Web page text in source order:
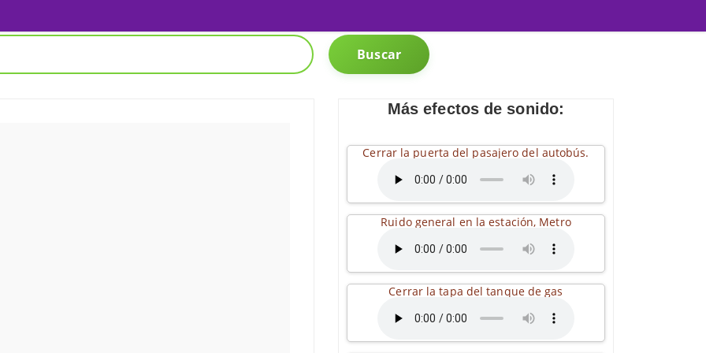
Buscar
Más efectos de sonido:
Cerrar la puerta del pasajero del autobús.
Ruido general en la estación, Metro
Cerrar la tapa del tanque de gas